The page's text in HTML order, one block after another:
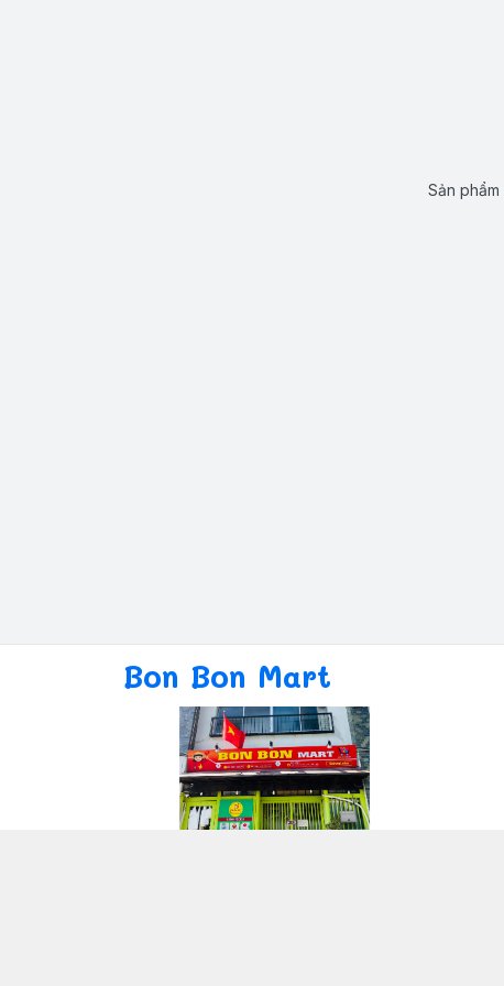
Sản
Bon Bon Mart